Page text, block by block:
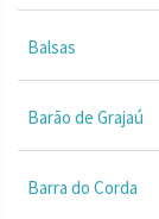
Balsas
Barão de Grajaú
Barra do Corda